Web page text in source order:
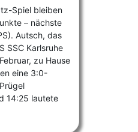
Spiel bleiben
– nächste
Autsch, das
SSC Karlsruhe
zu Hause
eine 3:0-
14:25 lautete